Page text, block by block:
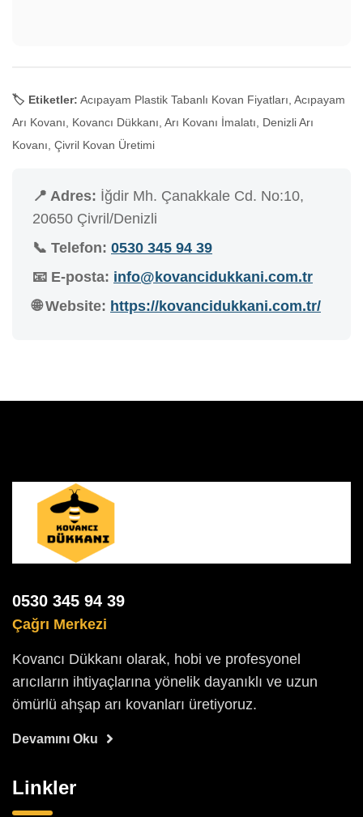
🏷️ Etiketler: Acıpayam Plastik Tabanlı Kovan Fiyatları, Acıpayam
Arı Kovanı, Kovancı Dükkanı, Arı Kovanı İmalatı, Denizli Arı
Kovanı, Çivril Kovan Üretimi
📍 Adres: İğdir Mh. Çanakkale Cd. No:10,
20650 Çivril/Denizli
📞 Telefon: 0530 345 94 39
📧 E-posta: info@kovancidukkani.com.tr
🌐 Website: https://kovancidukkani.com.tr/
0530 345 94 39
Çağrı Merkezi
Kovancı Dükkanı olarak, hobi ve profesyonel
arıcıların ihtiyaçlarına yönelik dayanıklı ve uzun
ömürlü ahşap arı kovanları üretiyoruz.
Devamını Oku
Linkler